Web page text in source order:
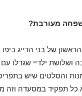
מעורבת?
ילדיי שגדלו
והסלטים שיש
תפקיד במסעדה וזה